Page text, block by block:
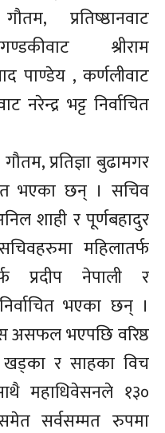
प्रतिष्ष्ठानवाट
श्रीराम
पाण्डेय , कर्णलीवाट
नरेन्द्र भट्ट निर्वाचित
प्रतिज्ञा बुढामगर
भएका छन् । सचिव
शाही र पूर्णबहादुर
महिलातर्फ
प्रदीप नेपाली र
भएका छन् ।
असफल भएपछि वरिष्ठ
खड्का र साहका विच
महाधिवेसनले १३०
सर्वसम्मत रुपमा